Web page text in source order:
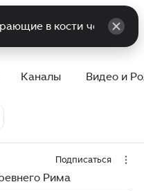
Каналы Видео и
Подписаться
Рима